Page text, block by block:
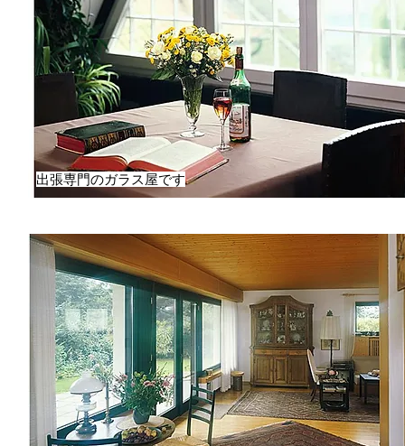
出張専門のガラス屋です